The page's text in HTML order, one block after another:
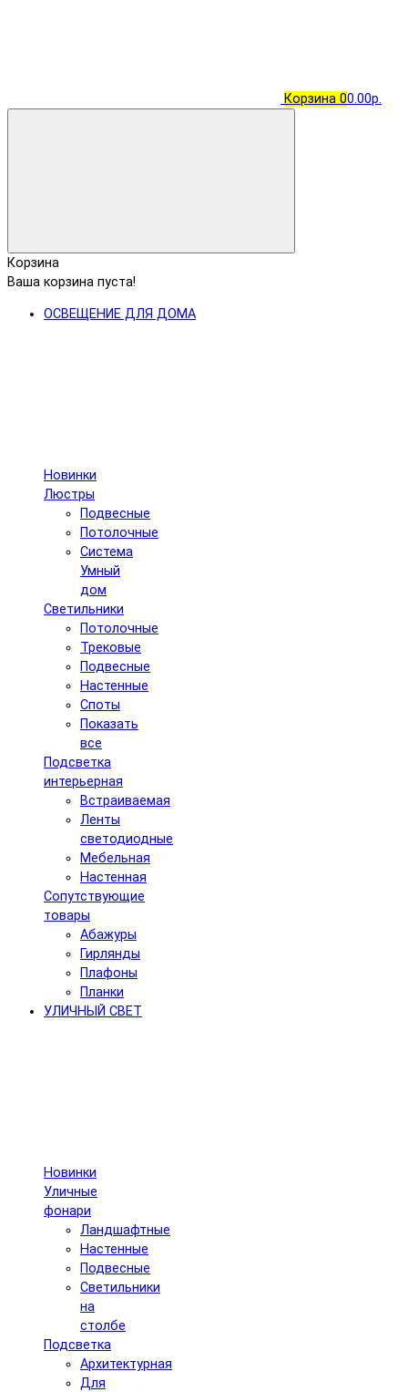
Корзина 00.00р.
Корзина
Ваша корзина пуста!
ОСВЕЩЕНИЕ ДЛЯ ДОМА
Новинки
Люстры
Подвесные
Потолочные
Система
Умный
дом
Светильники
Потолочные
Трековые
Подвесные
Настенные
Споты
Показать
все
Подсветка
интерьерная
Встраиваемая
Ленты
светодиодные
Мебельная
Настенная
Сопутствующие
товары
Абажуры
Гирлянды
Плафоны
Планки
УЛИЧНЫЙ СВЕТ
Новинки
Уличные
фонари
Ландшафтные
Настенные
Подвесные
Светильники
на
столбе
Подсветка
Архитектурная
Для